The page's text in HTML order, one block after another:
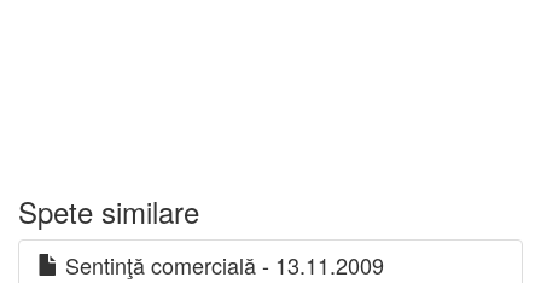
Spete similare
Sentinţă comercială - 13.11.2009